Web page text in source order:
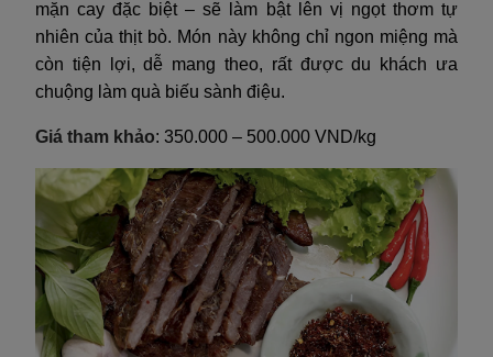
mặn cay đặc biệt – sẽ làm bật lên vị ngọt thơm tự
nhiên của thịt bò. Món này không chỉ ngon miệng mà
còn tiện lợi, dễ mang theo, rất được du khách ưa
chuộng làm quà biếu sành điệu.
Giá tham khảo: 350.000 – 500.000 VND/kg